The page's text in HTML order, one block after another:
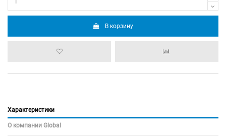
В корзину
Характеристики
О компании Global